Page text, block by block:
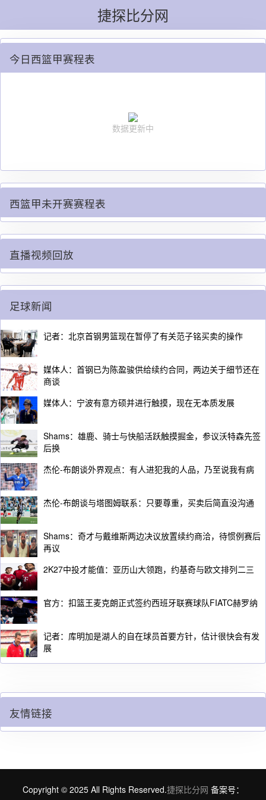
捷探比分网
今日西篮甲赛程表
数据更新中
西篮甲未开赛赛程表
直播视频回放
足球新闻
记者：北京首钢男篮现在暂停了有关范子铭买卖的操作
媒体人：首钢已为陈盈骏供给续约合同，两边关于细节还在
商谈
媒体人：宁波有意方硕并进行触摸，现在无本质发展
Shams：雄鹿、骑士与快船活跃触摸掘金，参议沃特森先签
后换
杰伦-布朗谈外界观点：有人进犯我的人品，乃至说我有病
杰伦-布朗谈与塔图姆联系：只要尊重，买卖后简直没沟通
Shams：奇才与戴维斯两边决议放置续约商洽，待惯例赛后
再议
2K27中投才能值：亚历山大领跑，约基奇与欧文排列二三
官方：扣篮王麦克朗正式签约西班牙联赛球队FIATC赫罗纳
记者：库明加是湖人的自在球员首要方针，估计很快会有发
展
友情链接
Copyright © 2025 All Rights Reserved.捷探比分网 备案号：